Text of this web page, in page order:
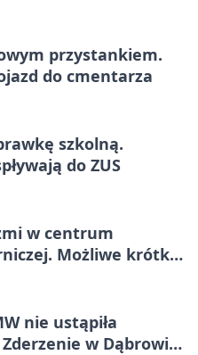
przystankiem.
do cmentarza
szkolną.
do ZUS
w centrum
Możliwe krótkie
nie ustąpiła
w Dąbrowie